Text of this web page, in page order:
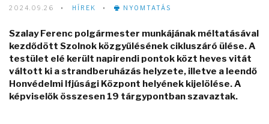
2024.09.26 HÍREK NYOMTATÁS
Szalay Ferenc polgármester munkájának méltatásával
kezdődött Szolnok közgyűlésének cikluszáró ülése. A
testület elé került napirendi pontok közt heves vitát
váltott ki a strandberuházás helyzete, illetve a leendő
Honvédelmi Ifjúsági Központ helyének kijelölése. A
képviselők összesen 19 tárgypontban szavaztak.